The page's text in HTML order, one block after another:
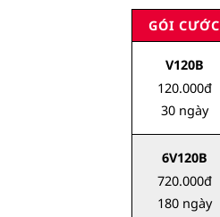
GÓI CƯỚC
V120B
120.000đ
30 ngày
6V120B
720.000đ
180 ngày